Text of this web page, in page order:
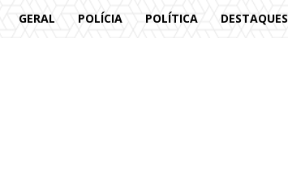
GERAL POLÍCIA POLÍTICA DESTAQUES